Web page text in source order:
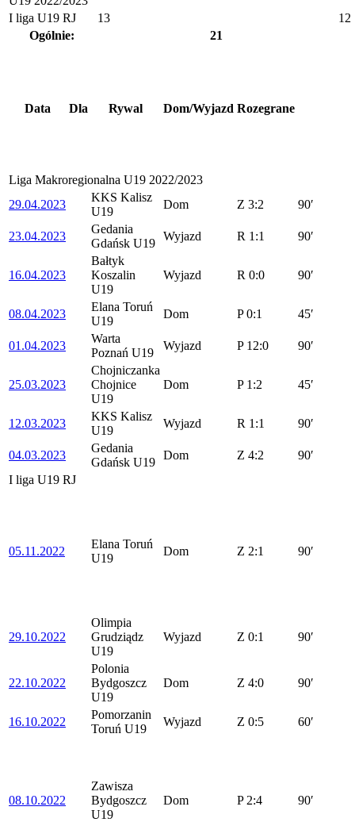
I liga U19 RJ
13 12
Ogólnie:
21
Data Dla Rywal Dom/Wyjazd Rozegrane
Liga Makroregionalna U19 2022/2023
29.04.2023
KKS Kalisz
U19
Dom Z 3:2 90′
23.04.2023
Gedania
Gdańsk U19
Wyjazd R 1:1 90′
16.04.2023
Bałtyk
Koszalin
U19
Wyjazd R 0:0 90′
08.04.2023
Elana Toruń
U19
Dom P 0:1 45′
01.04.2023
Warta
Poznań U19
Wyjazd P 12:0 90′
25.03.2023
Chojniczanka
Chojnice
U19
Dom P 1:2 45′
12.03.2023
KKS Kalisz
U19
Wyjazd R 1:1 90′
04.03.2023
Gedania
Gdańsk U19
Dom Z 4:2 90′
I liga U19 RJ
05.11.2022
Elana Toruń
U19
Dom Z 2:1 90′
29.10.2022
Olimpia
Grudziądz
U19
Wyjazd Z 0:1 90′
22.10.2022
Polonia
Bydgoszcz
U19
Dom Z 4:0 90′
16.10.2022
Pomorzanin
Toruń U19
Wyjazd Z 0:5 60′
08.10.2022
Zawisza
Bydgoszcz
U19
Dom P 2:4 90′